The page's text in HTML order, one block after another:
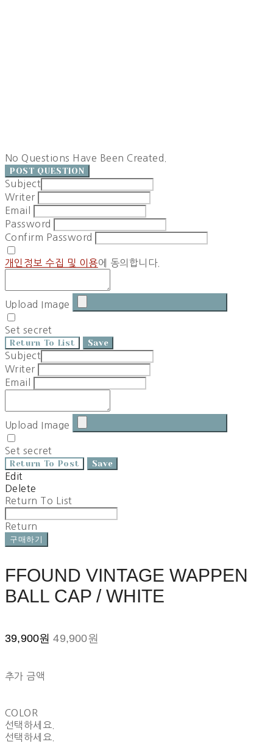
No Questions Have Been Created.
POST QUESTION
Subject
Writer
Email
Password
Confirm Password
개인정보 수집 및 이용에 동의합니다.
Upload Image
Set secret
Return To List Save
Subject
Writer
Email
Upload Image
Set secret
Return To Post Save
Edit
Delete
Return To List
Return
구매하기
FFOUND VINTAGE WAPPEN
BALL CAP / WHITE
39,900원49,900원
추가 금액
COLOR
선택하세요.
선택하세요.